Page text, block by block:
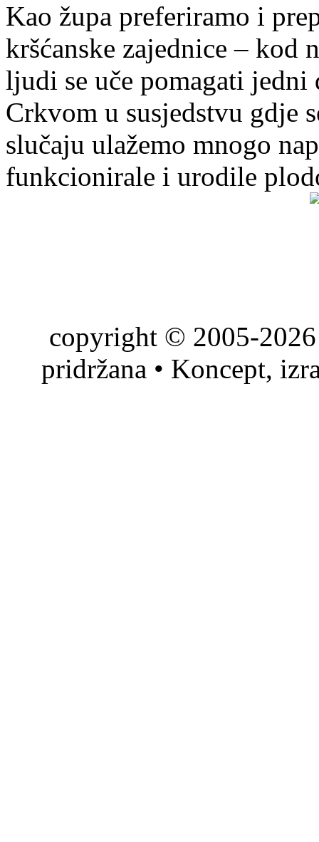
Kao župa preferiramo i
kršćanske zajednice – kod
ljudi se uče pomagati
Crkvom u susjedstvu gdje
slučaju ulažemo mnogo
funkcionirale i urodile
copyright © 2005-
pridržana • Koncept,